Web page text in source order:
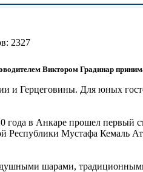
2327
Виктором Градинар
Герцеговины. Для юных
в Анкаре прошел первый
Республики Мустафа Кемаль
шарами,